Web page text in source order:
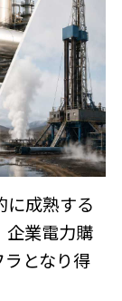
に成熟する
企業電力購
となり得